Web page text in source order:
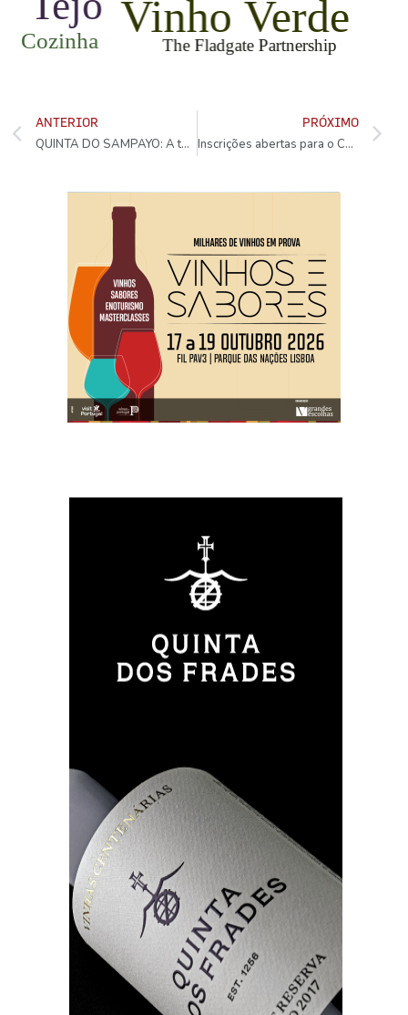
ANTERIOR
QUINTA DO SAMPAYO: A temporada 2.0
PRÓXIMO
Inscrições abertas para o Concurso Vinhos de Portugal 2026